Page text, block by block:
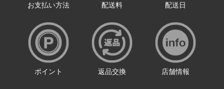
お支払い方法 配送料 配送日
ポイント 返品交換 店舗情報